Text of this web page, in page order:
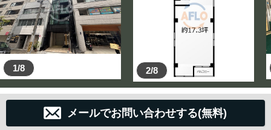
1/8 2/8
メールでお問い合わせする(無料)